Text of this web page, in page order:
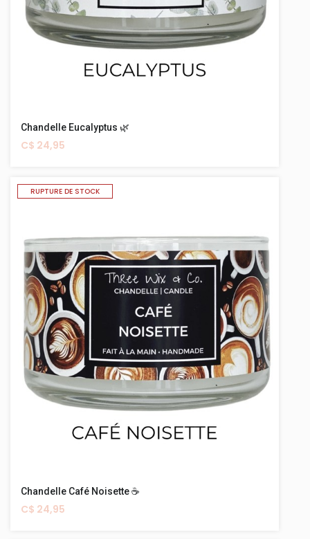
Chandelle Eucalyptus 🌿
C$ 24,95
Chandelle Café Noisette ☕️
C$ 24,95
RUPTURE DE STOCK